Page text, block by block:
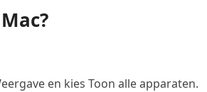
en kies Toon alle apparaten.